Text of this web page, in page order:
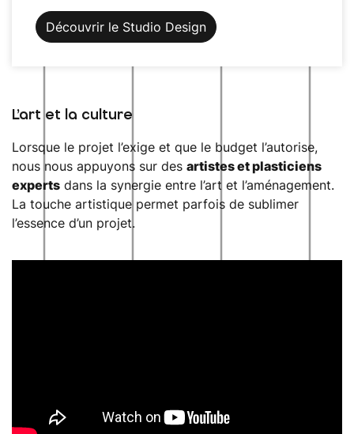
Découvrir le Studio Design
L’art et la culture
Lorsque le projet l’exige et que le budget l’autorise,
nous nous appuyons sur des artistes et plasticiens
experts dans la synergie entre l’art et l’aménagement.
La touche artistique permet parfois de sublimer
l’essence d’un projet.